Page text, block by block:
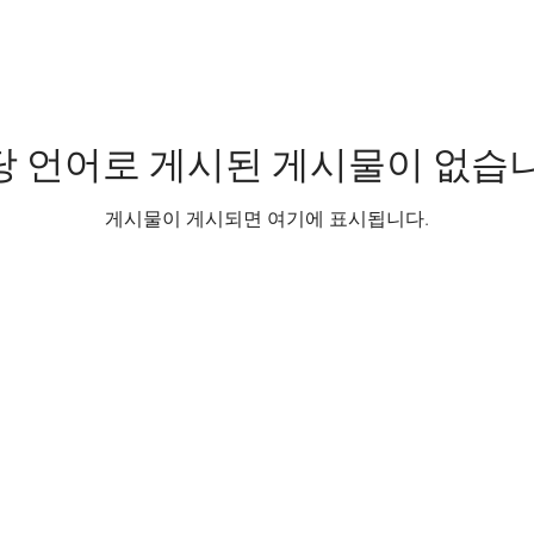
언어로 게시된 게시물이 없습
게시물이 게시되면 여기에 표시됩니다.